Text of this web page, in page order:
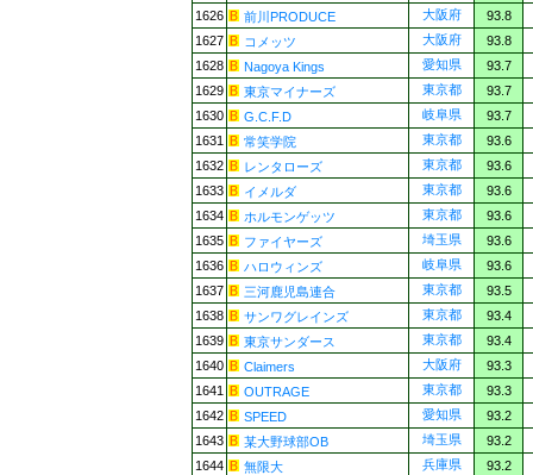
1626
前川PRODUCE 大阪府
93.8
1627
コメッツ 大阪府
93.8
1628
Nagoya Kings 愛知県
93.7
1629
東京マイナーズ 東京都
93.7
1630
G.C.F.D 岐阜県
93.7
1631
常笑学院 東京都
93.6
1632
レンタローズ 東京都
93.6
1633
イメルダ 東京都
93.6
1634
ホルモンゲッツ 東京都
93.6
1635
ファイヤーズ 埼玉県
93.6
1636
ハロウィンズ 岐阜県
93.6
1637
三河鹿児島連合 東京都
93.5
1638
サンワグレインズ 東京都
93.4
1639
東京サンダース 東京都
93.4
1640
Claimers 大阪府
93.3
1641
OUTRAGE 東京都
93.3
1642
SPEED 愛知県
93.2
1643
某大野球部OB 埼玉県
93.2
1644
無限大 兵庫県
93.2